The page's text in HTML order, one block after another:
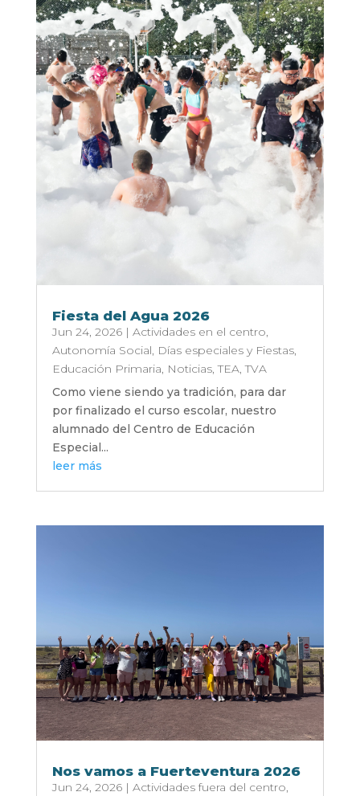
Fiesta del Agua 2026
Jun 24, 2026| Actividades en el centro,
Autonomía Social, Días especiales y Fiestas,
Educación Primaria, Noticias,TEA,TVA
Como viene siendo ya tradición, para dar
por finalizado el curso escolar, nuestro
alumnado del Centro de Educación
Especial...
leer más
Nos vamos a Fuerteventura 2026
Jun 24, 2026| Actividades fuera del centro,